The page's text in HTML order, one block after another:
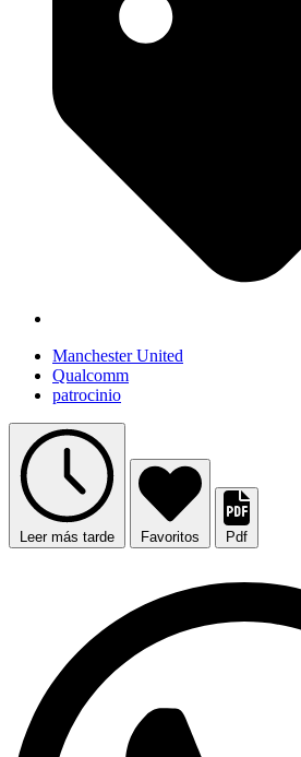
Manchester United
Qualcomm
patrocinio
Leer más tarde Favoritos Pdf